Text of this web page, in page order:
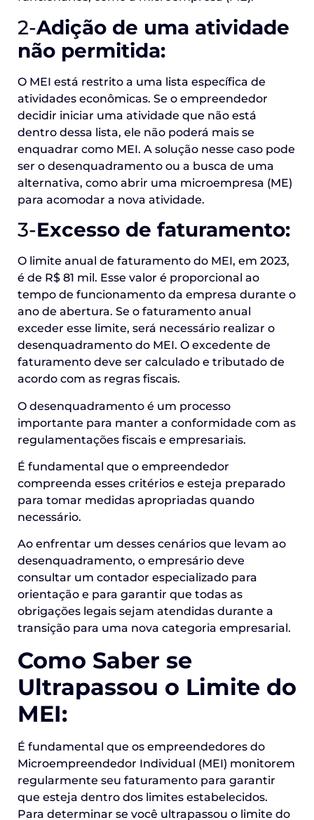
2-Adição de uma atividade
não permitida:
O MEI está restrito a uma lista específica de
atividades econômicas. Se o empreendedor
decidir iniciar uma atividade que não está
dentro dessa lista, ele não poderá mais se
enquadrar como MEI. A solução nesse caso pode
ser o desenquadramento ou a busca de uma
alternativa, como abrir uma microempresa (ME)
para acomodar a nova atividade.
3-Excesso de faturamento:
O limite anual de faturamento do MEI, em 2023,
é de R$ 81 mil. Esse valor é proporcional ao
tempo de funcionamento da empresa durante o
ano de abertura. Se o faturamento anual
exceder esse limite, será necessário realizar o
desenquadramento do MEI. O excedente de
faturamento deve ser calculado e tributado de
acordo com as regras fiscais.
O desenquadramento é um processo
importante para manter a conformidade com as
regulamentações fiscais e empresariais.
É fundamental que o empreendedor
compreenda esses critérios e esteja preparado
para tomar medidas apropriadas quando
necessário.
Ao enfrentar um desses cenários que levam ao
desenquadramento, o empresário deve
consultar um contador especializado para
orientação e para garantir que todas as
obrigações legais sejam atendidas durante a
transição para uma nova categoria empresarial.
Como Saber se
Ultrapassou o Limite do
MEI:
É fundamental que os empreendedores do
Microempreendedor Individual (MEI) monitorem
regularmente seu faturamento para garantir
que esteja dentro dos limites estabelecidos.
Para determinar se você ultrapassou o limite do